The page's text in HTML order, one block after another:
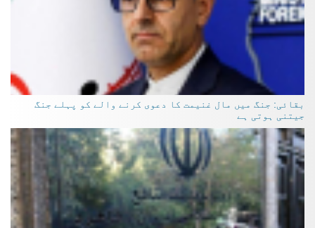
بقائی: جنگ میں مال غنیمت کا دعوی کرنے والے کو پہلے جنگ
جیتنی ہوتی ہے